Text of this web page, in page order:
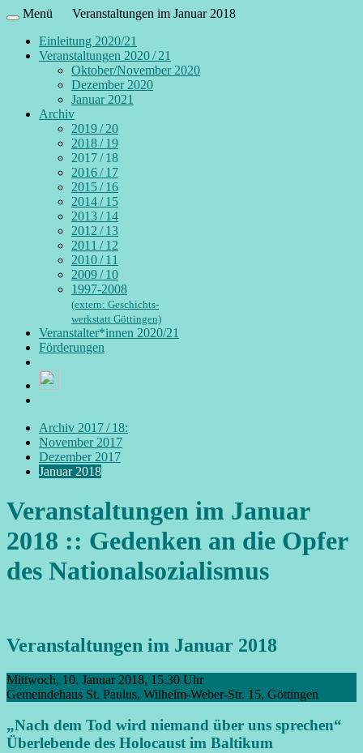
Menü Veranstaltungen im Januar 2018
Einleitung 2020/21
Veranstaltungen 2020 / 21
Oktober/November 2020
Dezember 2020
Januar 2021
Archiv
2019 / 20
2018 / 19
2017 / 18
2016 / 17
2015 / 16
2014 / 15
2013 / 14
2012 / 13
2011 / 12
2010 / 11
2009 / 10
1997-2008
(extern: Geschichts-
werkstatt Göttingen)
Veranstalter*innen 2020/21
Förderungen
Archiv 2017 / 18:
November 2017
Dezember 2017
Januar 2018
Veranstaltungen im Januar
2018 :: Gedenken an die Opfer
des Nationalsozialismus
Veranstaltungen im Januar 2018
Mittwoch, 10. Januar 2018, 15.30 Uhr
Gemeindehaus St. Paulus, Wilhelm-Weber-Str. 15, Göttingen
„Nach dem Tod wird niemand über uns sprechen“
Überlebende des Holocaust im Baltikum